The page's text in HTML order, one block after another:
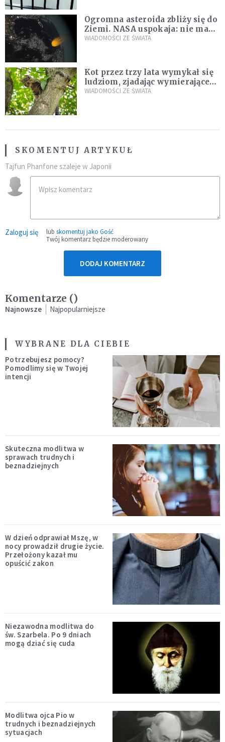
Ogromna asteroida zbliży się do
Ziemi. NASA uspokaja: nie ma
zagrożenia
WIADOMOŚCI ZE ŚWIATA
Kot przez trzy lata wymykał się
ludziom, zjadając wymierające
kaczki. W końcu popełnił
WIADOMOŚCI ZE ŚWIATA
SKOMENTUJ ARTYKUŁ
Tajfun Phanfone szaleje w Japonii
Zaloguj się lub skomentuj jako Gość
Twój komentarz będzie moderowany
DODAJ KOMENTARZ
Komentarze ()
Najnowsze Najpopularniejsze
WYBRANE DLA CIEBIE
Potrzebujesz pomocy?
Pomodlimy się w Twojej
intencji
Skuteczna modlitwa w
sprawach trudnych i
beznadziejnych
W dzień odprawiał Mszę, w
nocy prowadził drugie życie.
Przełożony kazał mu
opuścić zakon
Niezawodna modlitwa do
św. Szarbela. Po 9 dniach
mogą dziać się cuda
Modlitwa ojca Pio w
trudnych i beznadziejnych
sytuacjach